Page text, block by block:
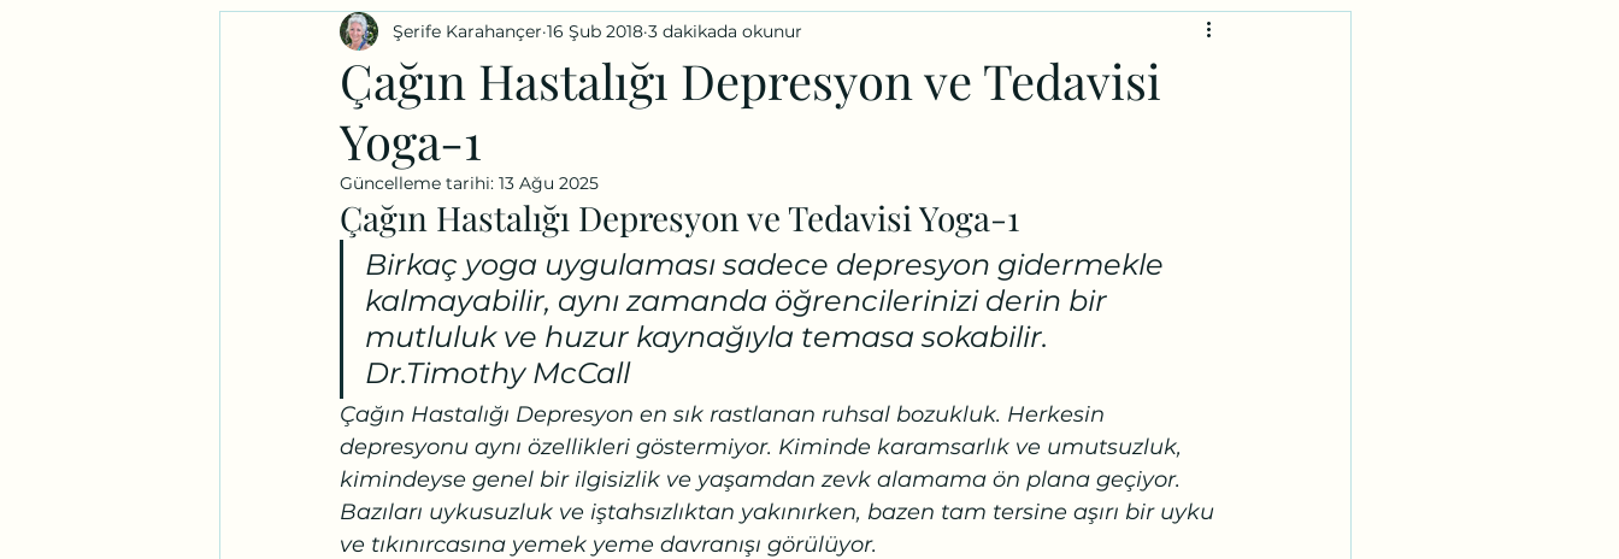
Yoga Mitolojisi İzmir Karuna Yoga Koşalar Ayurveda
Çağın Hastalığı Depresyon ve Tedavisi
Yoga-1
Şerife Karahançer 16 Şub 2018 3 dakikada okunur
Güncelleme tarihi: 13 Ağu 2025
Çağın Hastalığı Depresyon ve Tedavisi Yoga-1
Birkaç yoga uygulaması sadece depresyon gidermekle
kalmayabilir, aynı zamanda öğrencilerinizi derin bir
mutluluk ve huzur kaynağıyla temasa sokabilir.
Dr.Timothy McCall
Çağın Hastalığı Depresyon en sık rastlanan ruhsal bozukluk. Herkesin
depresyonu aynı özellikleri göstermiyor. Kiminde karamsarlık ve umutsuzluk,
kimindeyse genel bir ilgisizlik ve yaşamdan zevk alamama ön plana geçiyor.
Bazıları uykusuzluk ve iştahsızlıktan yakınırken, bazen tam tersine aşırı bir uyku
ve tıkınırcasına yemek yeme davranışı görülüyor.